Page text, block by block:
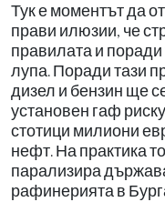
Тук е моментът да
прави илюзии, че
правилата и
лупа. Поради тази
дизел и бензин ще
установен гаф
стотици милиони
нефт. На практика
парализира
рафинерията в